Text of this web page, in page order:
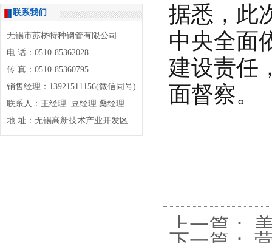
联系我们
无锡市苏桥特种钢管有限公司
电 话：0510-85362028
传 真：0510-85360795
销售经理：13921511156(微信同号)
联系人：王经理 豆经理 桑经理
地 址：无锡高新技术产业开发区
据悉，此
中央全面
建设责任
面督察。
上一篇：